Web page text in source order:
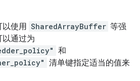
以使用 SharedArrayBuffer 等强
通过为
和
清单键指定适当的值来